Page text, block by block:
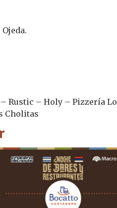
Rustic – Holy – Pizzería Lo
Cholitas